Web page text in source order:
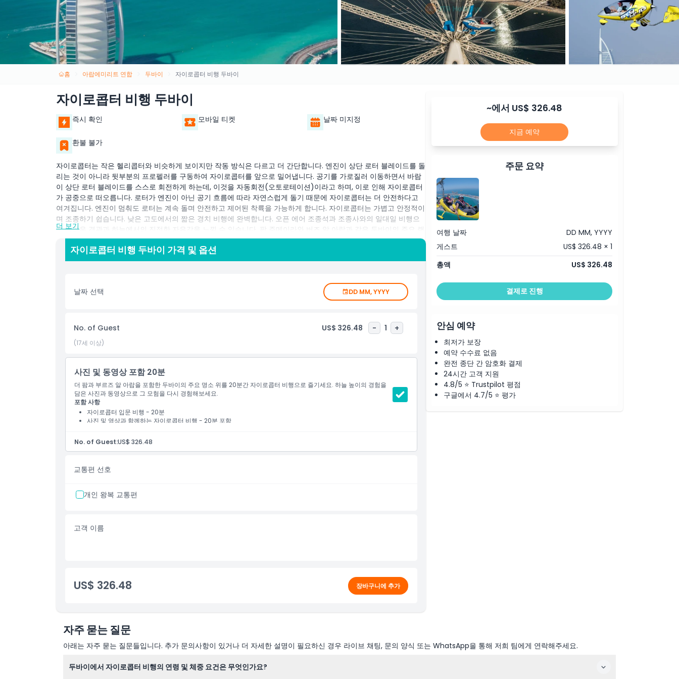
홈 아랍에미리트 연합 두바이 자이로콥터 비행 두바이
자이로콥터 비행 두바이
즉시 확인 모바일 티켓 날짜 미지정
환불 불가
자이로콥터는 작은 헬리콥터와 비슷하게 보이지만 작동 방식은 다르고 더 간단합니다. 엔진이 상단 로터 블레이드를 돌
리는 것이 아니라 뒷부분의 프로펠러를 구동하여 자이로콥터를 앞으로 밀어냅니다. 공기를 가로질러 이동하면서 바람
이 상단 로터 블레이드를 스스로 회전하게 하는데, 이것을 자동회전(오토로테이션)이라고 하며, 이로 인해 자이로콥터
가 공중으로 떠오릅니다. 로터가 엔진이 아닌 공기 흐름에 따라 자연스럽게 돌기 때문에 자이로콥터는 더 안전하다고
여겨집니다. 엔진이 멈춰도 로터는 계속 돌며 안전하고 제어된 착륙을 가능하게 합니다. 자이로콥터는 가볍고 안정적이
며 조종하기 쉽습니다. 낮은 고도에서의 짧은 경치 비행에 완벽합니다. 오픈 에어 조종석과 조종사와의 일대일 비행으
로 놀라운 경관과 하늘에서의 진정한 자유감을 느낄 수 있습니다. 팜 주메이라와 버즈 알 아랍과 같은 두바이의 주요 랜
드마크 위를 나는 관광 모험에 아주 적합한 선택입니다. 도시를 위에서 경험하는 재미있고 안전하며 독특한 방법으로
잊지 못할 추억을 제공합니다.
아동 성인 정책
알아야 할 사항
위치
더 보기
자이로콥터 비행 두바이 가격 및 옵션
날짜 선택 DD MM, YYYY
No. of Guest US$ 326.48 - 1 +
(17세 이상)
사진 및 동영상 포함 20분
더 팜과 부르즈 알 아랍을 포함한 두바이의 주요 명소 위를 20분간 자이로콥터 비행으로 즐기세요. 하늘 높이의 경험을
담은 사진과 동영상으로 그 모험을 다시 경험해보세요.
포함 사항
자이로콥터 입문 비행 - 20분
사진 및 영상과 함께하는 자이로콥터 비행 - 20분 포함
No. of Guest:US$ 326.48
교통편 선호
개인 왕복 교통편
고객 이름
US$ 326.48 장바구니에 추가
~에서 US$ 326.48
지금 예약
주문 요약
여행 날짜
DD MM, YYYY
게스트
US$ 326.48 × 1
총액
US$ 326.48
결제로 진행
안심 예약
최저가 보장
예약 수수료 없음
완전 종단 간 암호화 결제
24시간 고객 지원
4.8/5 ⭐ Trustpilot 평점
구글에서 4.7/5 ⭐ 평가
자주 묻는 질문
아래는 자주 묻는 질문들입니다. 추가 문의사항이 있거나 더 자세한 설명이 필요하신 경우 라이브 채팅, 문의 양식 또는 WhatsApp을 통해 저희 팀에게 연락해주세요.
두바이에서 자이로콥터 비행의 연령 및 체중 요건은 무엇인가요?